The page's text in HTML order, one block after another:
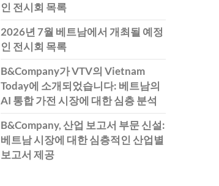
인 전시회 목록
2026년 7월 베트남에서 개최될 예정
인 전시회 목록
B&Company가 VTV의 Vietnam
Today에 소개되었습니다: 베트남의
AI 통합 가전 시장에 대한 심층 분석
B&Company, 산업 보고서 부문 신설:
베트남 시장에 대한 심층적인 산업별
보고서 제공